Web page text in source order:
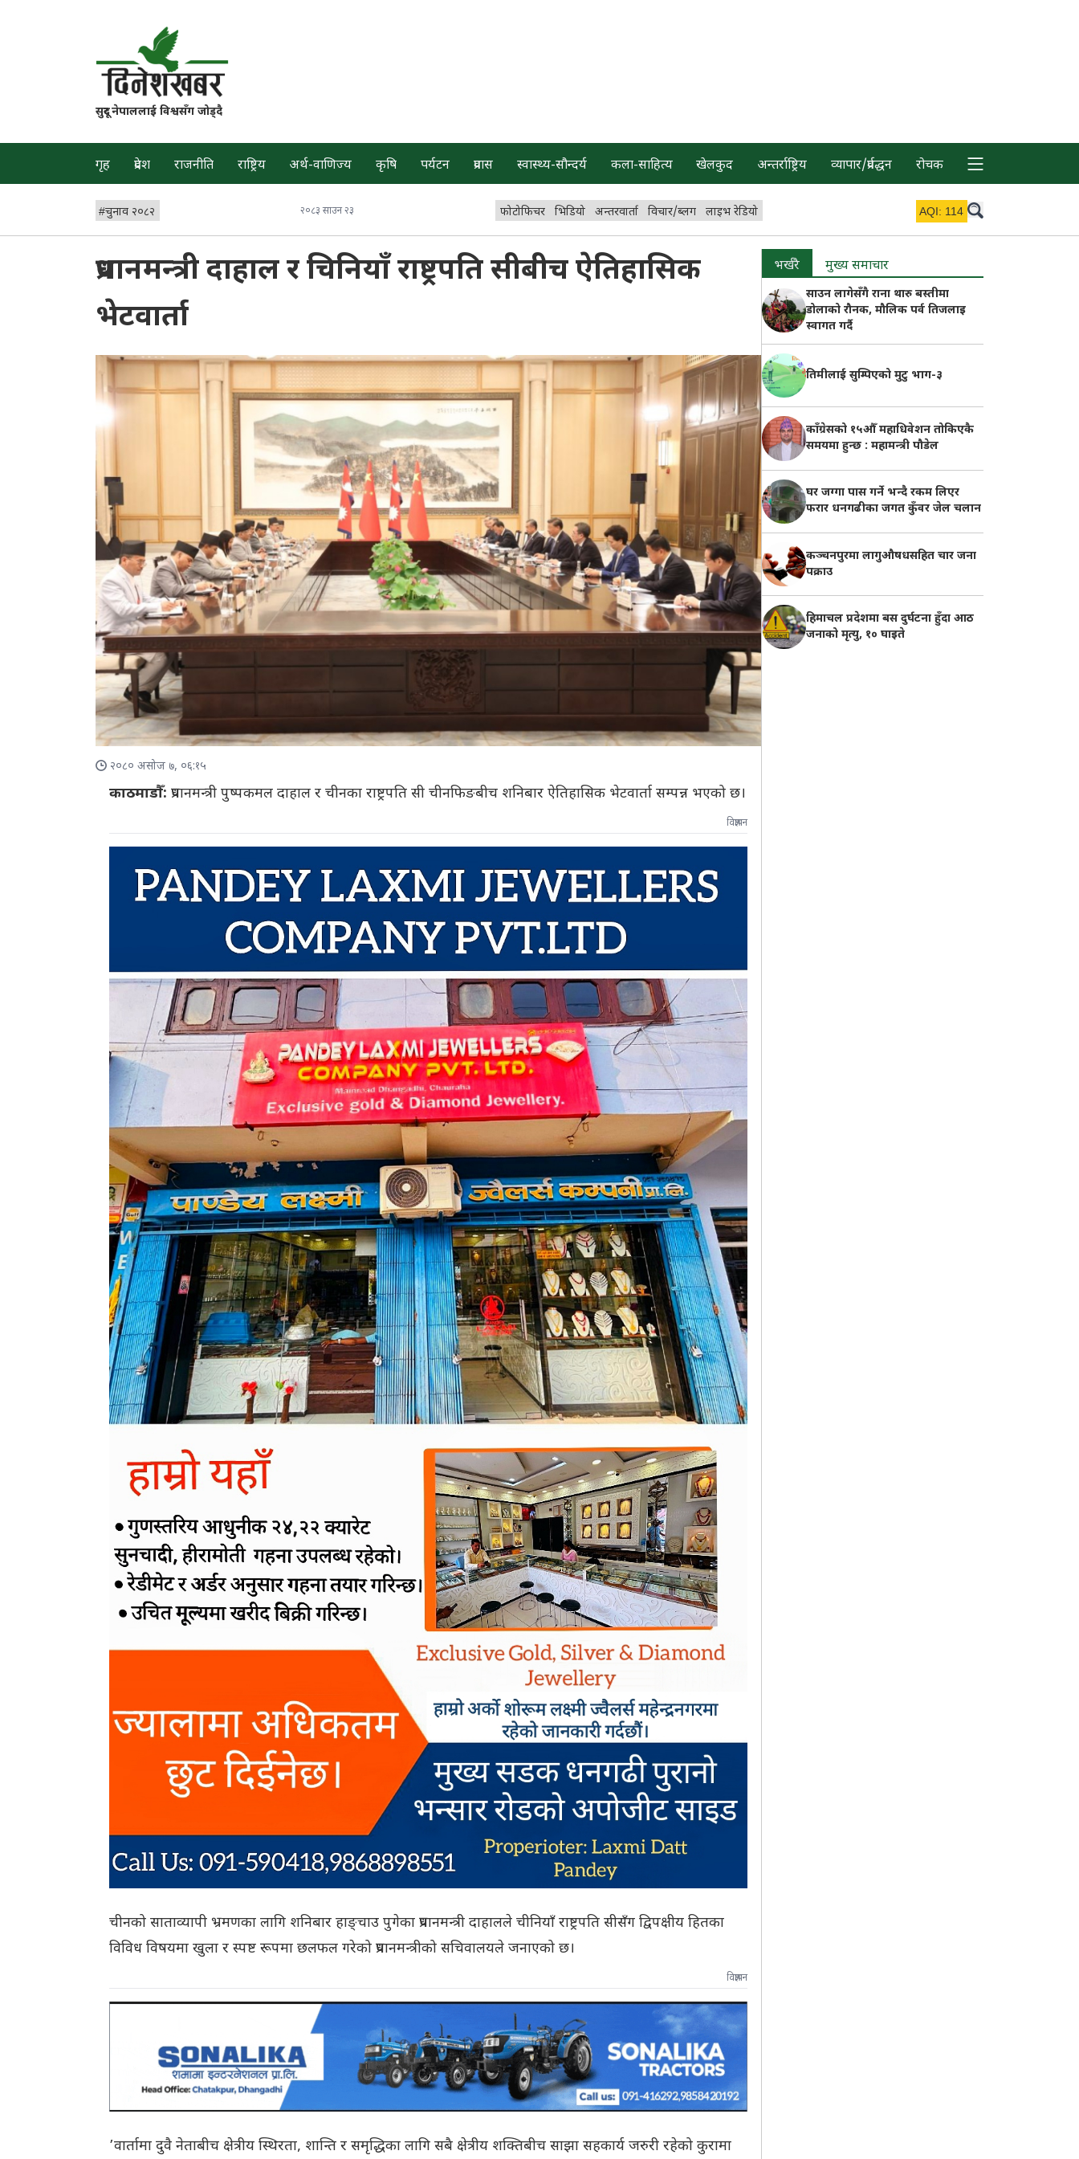
सुदूर नेपाललाई विश्वसँग जोड्दै
गृह प्रदेश राजनीति राष्ट्रिय अर्थ-वाणिज्य कृषि पर्यटन प्रवास स्वास्थ्य-सौन्दर्य कला-साहित्य खेलकुद अन्तर्राष्ट्रिय व्यापार/प्रर्वद्धन रोचक
#चुनाव २०८२ २०८३ साउन २३ फोटोफिचर भिडियो अन्तरवार्ता विचार/ब्लग लाइभ रेडियो AQI: 114
प्रधानमन्त्री दाहाल र चिनियाँ राष्ट्रपति सीबीच ऐतिहासिक
भेटवार्ता
२०८० असोज ७, ०६:१५
काठमाडौँ: प्रधानमन्त्री पुष्पकमल दाहाल र चीनका राष्ट्रपति सी चीनफिङबीच शनिबार ऐतिहासिक भेटवार्ता सम्पन्न भएको छ।
विज्ञापन
चीनको साताव्यापी भ्रमणका लागि शनिबार हाङ्चाउ पुगेका प्रधानमन्त्री दाहालले चीनियाँ राष्ट्रपति सीसँग द्विपक्षीय हितका
विविध विषयमा खुला र स्पष्ट रूपमा छलफल गरेको प्रधानमन्त्रीको सचिवालयले जनाएको छ।
विज्ञापन
’वार्तामा दुवै नेताबीच क्षेत्रीय स्थिरता, शान्ति र समृद्धिका लागि सबै क्षेत्रीय शक्तिबीच साझा सहकार्य जरुरी रहेको कुरामा
भर्खरै मुख्य समाचार
साउन लागेसँगै राना थारु बस्तीमा
डोलाको रौनक, मौलिक पर्व तिजलाइ
स्वागत गर्दै
तिमीलाई सुम्पिएको मुटु भाग-३
काँग्रेसको १५औँ महाधिवेशन तोकिएकै
समयमा हुन्छ : महामन्त्री पौडेल
घर जग्गा पास गर्ने भन्दै रकम लिएर
फरार धनगढीका जगत कुँवर जेल चलान
कञ्चनपुरमा लागुऔषधसहित चार जना
पक्राउ
हिमाचल प्रदेशमा बस दुर्घटना हुँदा आठ
जनाको मृत्यु, १० घाइते